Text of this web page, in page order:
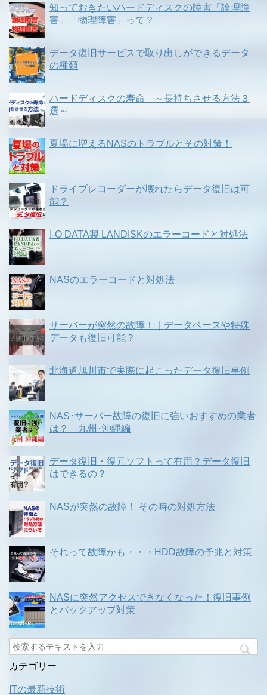
知っておきたいハードディスクの障害「論理障
害」「物理障害」って？
データ復旧サービスで取り出しができるデータ
の種類
ハードディスクの寿命 ～長持ちさせる方法３
選～
夏場に増えるNASのトラブルとその対策！
ドライブレコーダーが壊れたらデータ復旧は可
能？
I-O DATA製 LANDISKのエラーコードと対処法
NASのエラーコードと対処法
サーバーが突然の故障！｜データベースや特殊
データも復旧可能？
北海道旭川市で実際に起こったデータ復旧事例
NAS･サーバー故障の復旧に強いおすすめの業者
は？ 九州･沖縄編
データ復旧・復元ソフトって有用？データ復旧
はできるの？
NASが突然の故障！ その時の対処方法
それって故障かも・・・HDD故障の予兆と対策
NASに突然アクセスできなくなった！復旧事例
とバックアップ対策
カテゴリー
ITの最新技術